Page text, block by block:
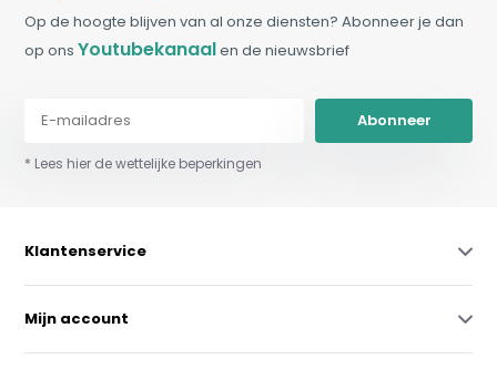
Op de hoogte blijven van al onze diensten? Abonneer je dan
op onsYoutubekanaalen de nieuwsbrief
Abonneer
* Lees hier de wettelijke beperkingen
Klantenservice
Mijn account